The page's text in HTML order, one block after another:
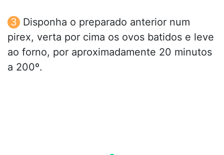
Disponha o preparado anterior num
pirex, verta por cima os ovos batidos e leve
ao forno, por aproximadamente 20 minutos
a 200º.